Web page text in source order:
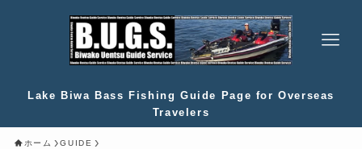
Lake Biwa Bass Fishing Guide Page for Overseas
Travelers
ホーム GUIDE